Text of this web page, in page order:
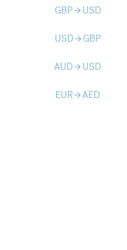
GBParrow_forward USD
USDarrow_forward GBP
AUDarrow_forward USD
EURarrow_forwardAED